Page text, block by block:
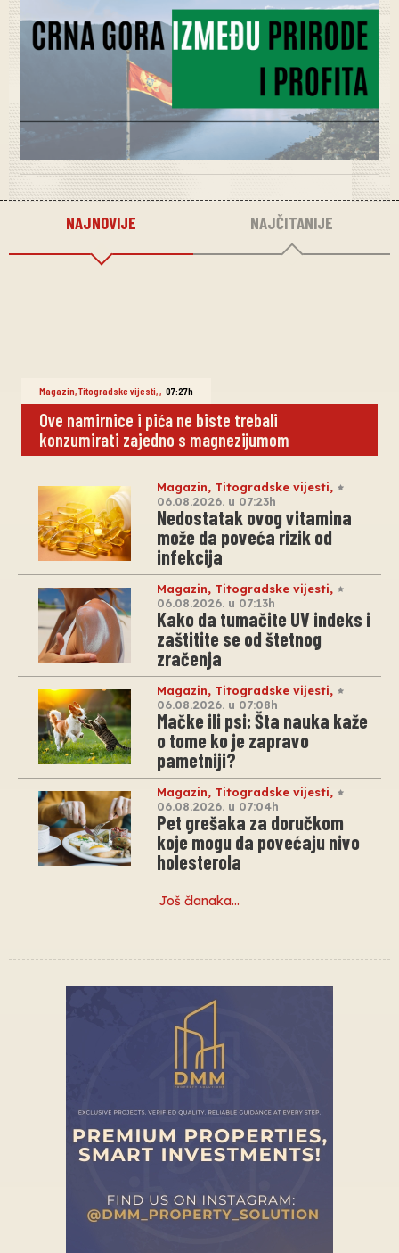
NAJNOVIJE NAJČITANIJE
Magazin,Titogradske vijesti,, 07:27h
Ove namirnice i pića ne biste trebali
konzumirati zajedno s magnezijumom
Magazin, Titogradske vijesti,
06.08.2026. u 07:23h
Nedostatak ovog vitamina
može da poveća rizik od
infekcija
Magazin, Titogradske vijesti,
06.08.2026. u 07:13h
Kako da tumačite UV indeks i
zaštitite se od štetnog
zračenja
Magazin, Titogradske vijesti,
06.08.2026. u 07:08h
Mačke ili psi: Šta nauka kaže
o tome ko je zapravo
pametniji?
Magazin, Titogradske vijesti,
06.08.2026. u 07:04h
Pet grešaka za doručkom
koje mogu da povećaju nivo
holesterola
Još članaka…